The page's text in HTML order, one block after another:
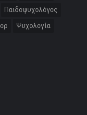
Παιδοψυχολόγος
Ψυχολογία